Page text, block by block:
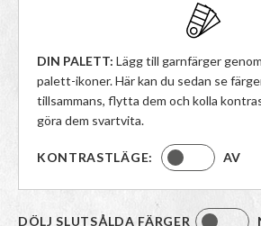
DIN PALETT: Lägg till garnfärger
palett-ikoner. Här kan du sedan se
tillsammans, flytta dem och kolla
göra dem svartvita.
KONTRASTLÄGE: AV
DÖLJ SLUTSÅLDA FÄRGER